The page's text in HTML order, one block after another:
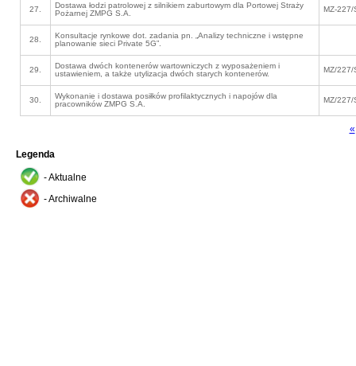
27.
Dostawa łodzi patrolowej z silnikiem zaburtowym dla Portowej Straży
Pożarnej ZMPG S.A.
MZ-227/
28.
Konsultacje rynkowe dot. zadania pn. „Analizy techniczne i wstępne
planowanie sieci Private 5G”.
29.
Dostawa dwóch kontenerów wartowniczych z wyposażeniem i
ustawieniem, a także utylizacja dwóch starych kontenerów.
MZ/227/
30.
Wykonanie i dostawa posiłków profilaktycznych i napojów dla
pracowników ZMPG S.A.
MZ/227/
«
Legenda
- Aktualne
- Archiwalne